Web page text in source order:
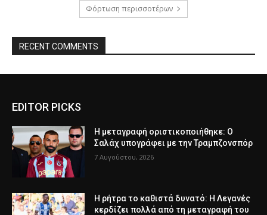
Φόρτωση περισσοτέρων
RECENT COMMENTS
EDITOR PICKS
Η μεταγραφή οριστικοποιήθηκε: Ο
Σαλάχ υπογράφει με την Τραμπζονσπόρ
7 Αυγούστου, 2026
Η ρήτρα το καθιστά δυνατό: Η Λεγανές
κερδίζει πολλά από τη μεταγραφή του